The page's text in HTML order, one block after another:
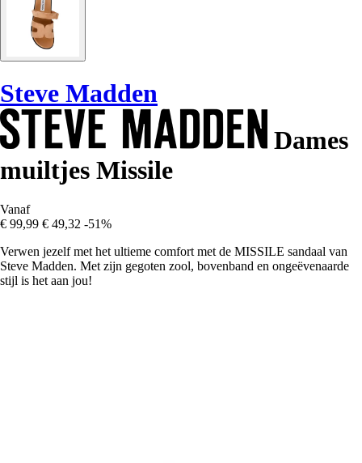
Steve Madden
Dames
muiltjes Missile
Vanaf
€ 99,99 € 49,32 -51%
Verwen jezelf met het ultieme comfort met de MISSILE sandaal van
Steve Madden. Met zijn gegoten zool, bovenband en ongeëvenaarde
stijl is het aan jou!